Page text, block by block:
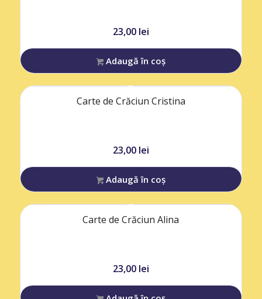
23,00 lei
Adaugă în coș
Carte de Crăciun Cristina
23,00 lei
Adaugă în coș
Carte de Crăciun Alina
23,00 lei